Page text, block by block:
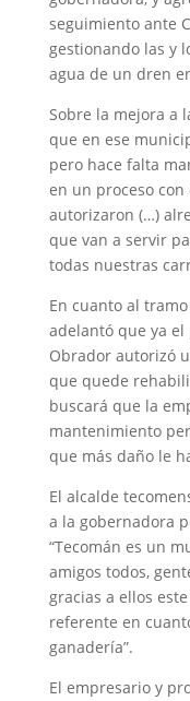
seguimiento ante
gestionando las y
agua de un dren
Sobre la mejora a
que en ese
pero hace falta
en un proceso con
autorizaron (…)
que van a servir
todas nuestras
En cuanto al
adelantó que ya
Obrador autorizó
que quede
buscará que la
mantenimiento
que más daño le
El alcalde
a la gobernadora
“Tecomán es un
amigos todos,
gracias a ellos
referente en
ganadería”.
El empresario y